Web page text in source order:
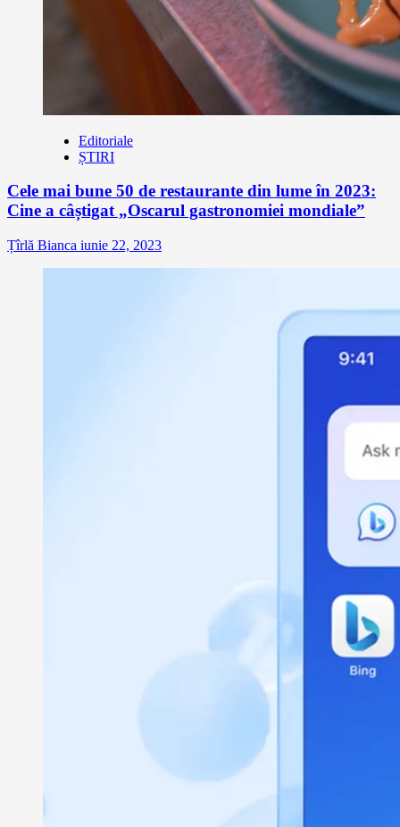
Editoriale
ȘTIRI
Cele mai bune 50 de restaurante din lume în 2023:
Cine a câștigat „Oscarul gastronomiei mondiale”
Țîrlă Bianca iunie 22, 2023